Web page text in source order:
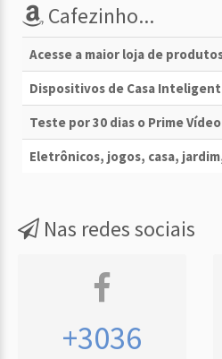
Cafezinho...
Acesse a maior loja de
Dispositivos de Casa
Teste por 30 dias o Prime
Eletrônicos, jogos, casa,
Nas redes sociais
+3036